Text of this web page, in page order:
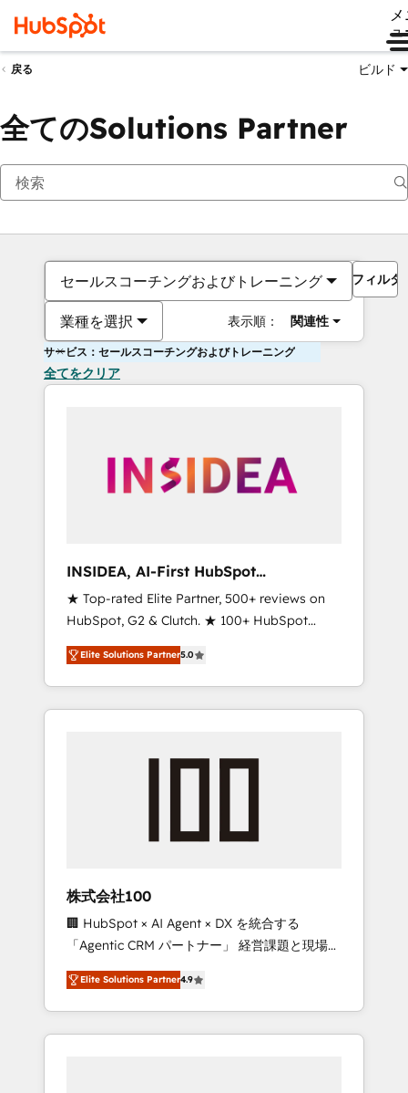
ュ
戻る ビルド
全てのSolutions Partner
セールスコーチングおよびトレーニング
業種を選択 表示順： 関連性
フィルタ
サービス：セールスコーチングおよびトレーニング
全てをクリア
INSIDEA, AI-First HubSpot
Onboarding & RevOps
★ Top-rated Elite Partner, 500+ reviews on
HubSpot, G2 & Clutch. ★ 100+ HubSpot
Certified Experts & Trainers across the team
★ 1,500+ implementations across five
continents ★ AI-First, RevOps-led,
Onboarding obsessed ★ Company of the
engine. We onboard your team, migrate your
from any legacy CRM. Zero downtime, full
data integrity. ➤ Implementation: Configure
HubSpot to run your revenue process. Sales,
marketing, and service wired together. ➤ AI
and Integrations: Layer Breeze AI, custom
agents, and APIs to remove manual work. ➤
Ongoing Management: Monthly tune-ups,
Elite Solutions Partner5.0
株式会社100
🏢 HubSpot × AI Agent × DX を統合する
「Agentic CRM パートナー」 経営課題と現場業
務をつなぐAIネイティブ・エージェンシーとし
て、HubSpot Eliteの実装力で顧客フロント業務
を再設計します。 💡 100inc は何をする会社
か？ HubSpotを共通基盤に、AIエージェントを
Elite Solutions Partner4.9